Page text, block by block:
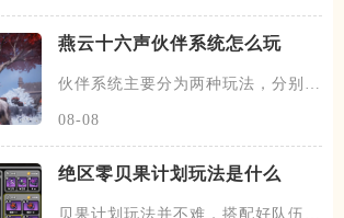
燕云十六声伙伴系统怎么玩
伙伴系统主要分为两种玩法，分别是
08-08
绝区零贝果计划玩法是什么
贝果计划玩法并不难，搭配好队伍和